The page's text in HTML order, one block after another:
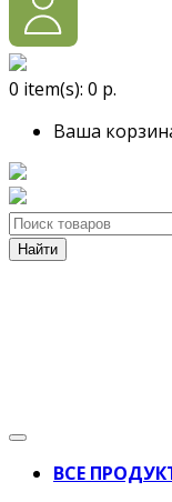
0 item(s): 0 р.
Ваша
Найти
ВСЕ